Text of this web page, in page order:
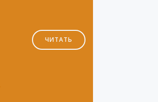
ЧИТАТЬ